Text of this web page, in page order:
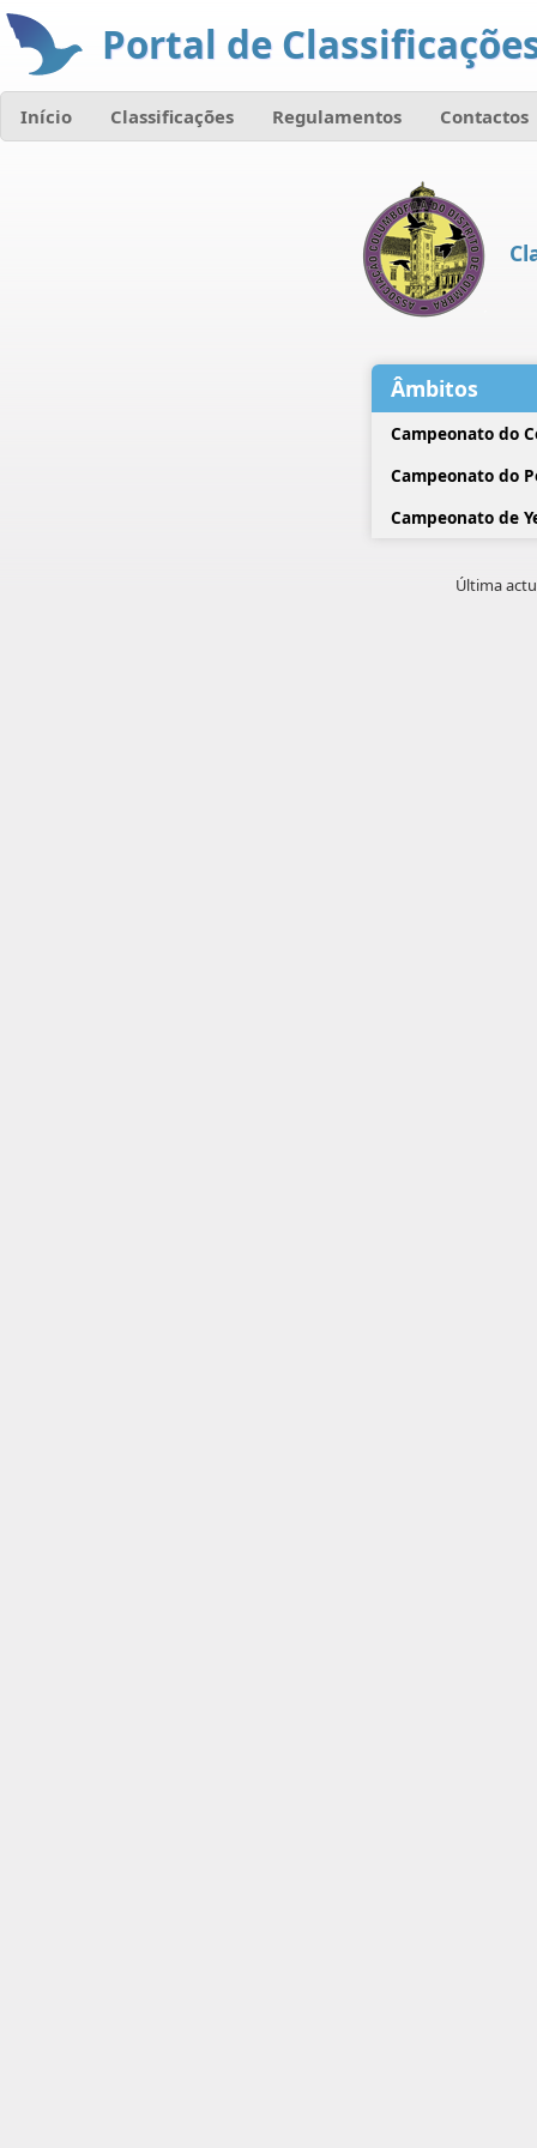
Portal de
Início Classificações Regulamentos Contactos
Âmbitos
Campeonato do
Campeonato do
Campeonato de
Última